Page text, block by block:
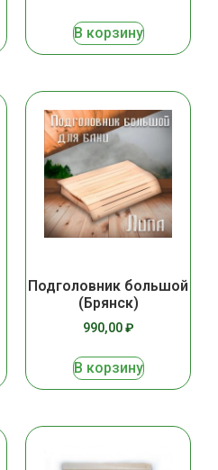
В корзину
Подголовник большой
(Брянск)
990,00₽
В корзину